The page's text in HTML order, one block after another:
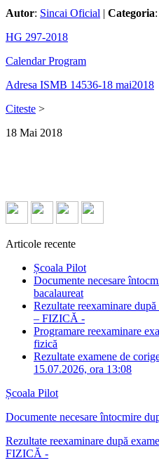
Autor: Sincai Oficial | Categoria:
HG 297-2018
Calendar Program
Adresa ISMB 14536-18 mai2018
Citeste >
18 Mai 2018
Articole recente
Școala Pilot
Documente necesare
bacalaureat
Rezultate reexaminare
– FIZICĂ -
Programare reexaminare
fizică
Rezultate examene de
15.07.2026, ora 13:08
Școala Pilot
Documente necesare întocmire
Rezultate reexaminare după
FIZICĂ -